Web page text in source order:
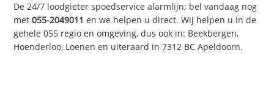
De 24/7 loodgieter spoedservice alarmlijn; bel vandaag nog
met055-2049011 en we helpen u direct. Wij helpen u in de
gehele 055 regio en omgeving, dus ook in: Beekbergen,
Hoenderloo, Loenen en uiteraard in 7312 BC Apeldoorn.